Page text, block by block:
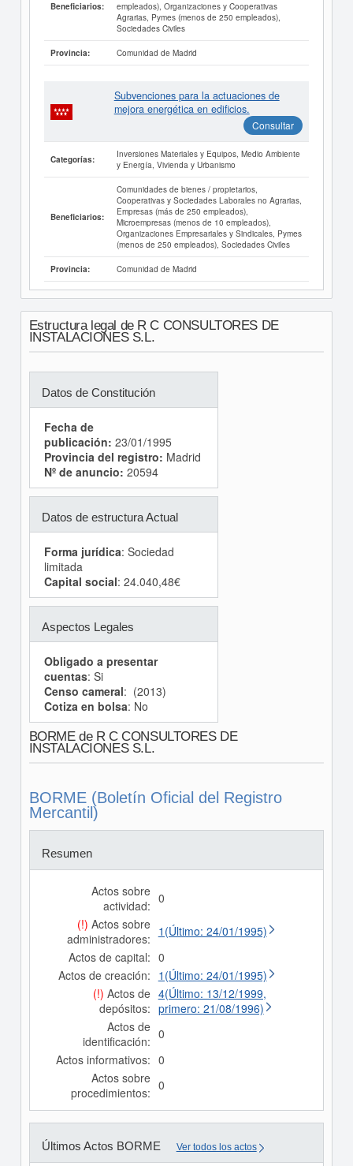
Beneficiarios:
empleados), Organizaciones y Cooperativas
Agrarias, Pymes (menos de 250 empleados),
Sociedades Civiles
Provincia: Comunidad de Madrid
Subvenciones para la actuaciones de
mejora energética en edificios.
Consultar
Categorías:
Inversiones Materiales y Equipos, Medio Ambiente
y Energía, Vivienda y Urbanismo
Beneficiarios:
Comunidades de bienes / propietarios,
Cooperativas y Sociedades Laborales no Agrarias,
Empresas (más de 250 empleados),
Microempresas (menos de 10 empleados),
Organizaciones Empresariales y Sindicales, Pymes
(menos de 250 empleados), Sociedades Civiles
Provincia: Comunidad de Madrid
Estructura legal de R C CONSULTORES DE
INSTALACIONES S.L.
Datos de Constitución
Fecha de
publicación: 23/01/1995
Provincia del registro: Madrid
Nº de anuncio: 20594
Datos de estructura Actual
Forma jurídica: Sociedad
limitada
Capital social: 24.040,48€
Aspectos Legales
Obligado a presentar
cuentas: Si
Censo cameral: (2013)
Cotiza en bolsa: No
BORME de R C CONSULTORES DE
INSTALACIONES S.L.
BORME (Boletín Oficial del Registro
Mercantil)
Resumen
Actos sobre
actividad: 0
(!) Actos sobre
administradores: 1(Último: 24/01/1995)
Actos de capital: 0
Actos de creación: 1(Último: 24/01/1995)
(!) Actos de
depósitos:
4(Último: 13/12/1999,
primero: 21/08/1996)
Actos de
identificación: 0
Actos informativos: 0
Actos sobre
procedimientos: 0
Últimos Actos BORME Ver todos los actos